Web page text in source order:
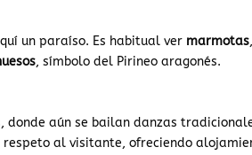
un paraíso. Es habitual ver marmotas,
, símbolo del Pirineo aragonés.
donde aún se bailan danzas
al visitante, ofreciendo